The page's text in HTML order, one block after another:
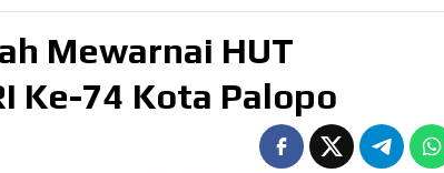
Mewarnai HUT
Ke-74 Kota Palopo